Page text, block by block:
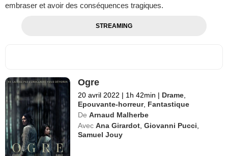
embraser et avoir des conséquences tragiques.
STREAMING
Ogre
20 avril 2022 | 1h 42min | Drame
Epouvante-horreur, Fantastique
De Arnaud Malherbe
Avec Ana Girardot ,Giovanni Pucci
Samuel Jouy